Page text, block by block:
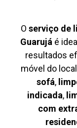
O serviço de
Guarujáé
resultados
móvel do
sofá,
indicada,
com